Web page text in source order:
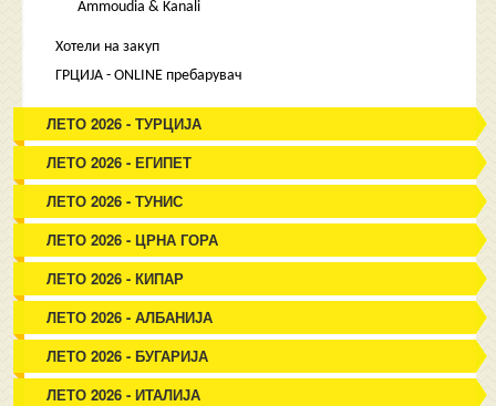
Ammoudia & Kanali
Хотели на закуп
ГРЦИЈА - ONLINE пребарувач
ЛЕТО 2026 - ТУРЦИЈА
ЛЕТО 2026 - ЕГИПЕТ
ЛЕТО 2026 - ТУНИС
ЛЕТО 2026 - ЦРНА ГОРА
ЛЕТО 2026 - КИПАР
ЛЕТО 2026 - АЛБАНИЈА
ЛЕТО 2026 - БУГАРИЈА
ЛЕТО 2026 - ИТАЛИЈА